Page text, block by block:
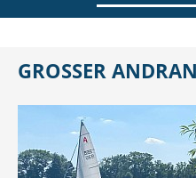
GROSSER